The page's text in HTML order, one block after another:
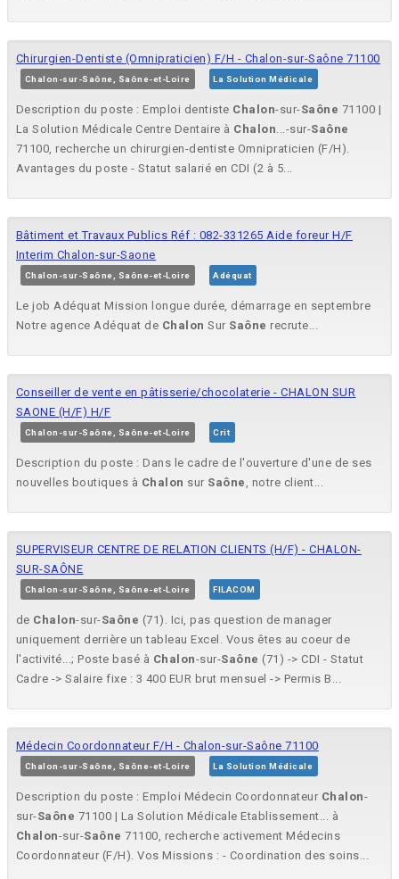
Chirurgien-Dentiste (Omnipraticien) F/H - Chalon-sur-Saône 71100
Chalon-sur-Saône, Saône-et-Loire La Solution Médicale
Description du poste : Emploi dentiste Chalon-sur-Saône 71100 |
La Solution Médicale Centre Dentaire à Chalon...-sur-Saône
71100, recherche un chirurgien-dentiste Omnipraticien (F/H).
Avantages du poste - Statut salarié en CDI (2 à 5...
Bâtiment et Travaux Publics Réf : 082-331265 Aide foreur H/F
Interim Chalon-sur-Saone
Chalon-sur-Saône, Saône-et-Loire Adéquat
Le job Adéquat Mission longue durée, démarrage en septembre
Notre agence Adéquat de Chalon Sur Saône recrute...
Conseiller de vente en pâtisserie/chocolaterie - CHALON SUR
SAONE (H/F) H/F
Chalon-sur-Saône, Saône-et-Loire Crit
Description du poste : Dans le cadre de l'ouverture d'une de ses
nouvelles boutiques à Chalon sur Saône, notre client...
SUPERVISEUR CENTRE DE RELATION CLIENTS (H/F) - CHALON-
SUR-SAÔNE
Chalon-sur-Saône, Saône-et-Loire FILACOM
de Chalon-sur-Saône (71). Ici, pas question de manager
uniquement derrière un tableau Excel. Vous êtes au coeur de
l'activité...; Poste basé à Chalon-sur-Saône (71) -> CDI - Statut
Cadre -> Salaire fixe : 3 400 EUR brut mensuel -> Permis B...
Médecin Coordonnateur F/H - Chalon-sur-Saône 71100
Chalon-sur-Saône, Saône-et-Loire La Solution Médicale
Description du poste : Emploi Médecin Coordonnateur Chalon-
sur-Saône 71100 | La Solution Médicale Etablissement... à
Chalon-sur-Saône 71100, recherche activement Médecins
Coordonnateur (F/H). Vos Missions : - Coordination des soins...